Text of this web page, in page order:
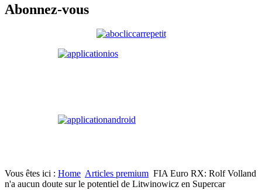
Abonnez-vous
Vous êtes ici : Home Articles premium FIA Euro RX: Rolf Volland
n'a aucun doute sur le potentiel de Litwinowicz en Supercar